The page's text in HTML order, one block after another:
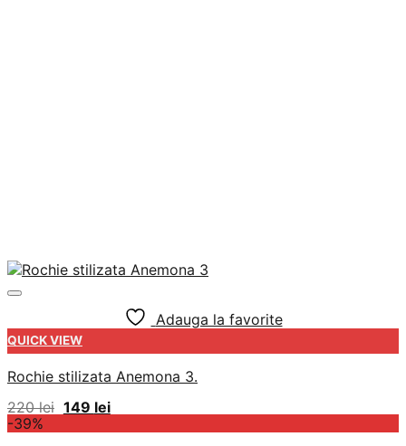
Adauga la favorite
QUICK VIEW
Rochie stilizata Anemona 3.
220lei Prețul
a
149 leiPrețul
este:
-39%